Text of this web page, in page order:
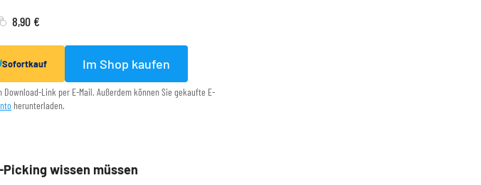
8,90 €
Sofortkauf Im Shop kaufen
Download-Link per E-Mail. Außerdem können Sie gekaufte E-
herunterladen.
wissen müssen